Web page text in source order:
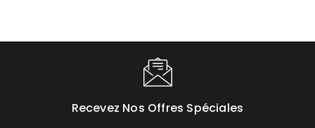
Recevez Nos Offres Spéciales